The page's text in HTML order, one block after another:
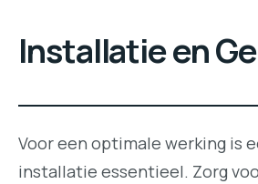
Installatie en
Voor een optimale werking is
installatie essentieel. Zorg